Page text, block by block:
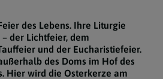
des Lebens. Ihre Liturgie
der Lichtfeier, dem
und der Eucharistiefeier.
des Doms im Hof des
Hier wird die Osterkerze am